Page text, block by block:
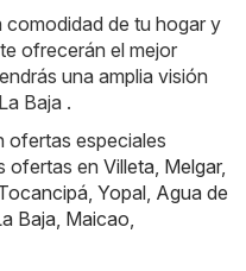
comodidad de tu hogar y
ofrecerán el mejor
una amplia visión
Baja .
ofertas especiales
ofertas en Villeta Melgar,
Yopal Agua de
Baja Maicao